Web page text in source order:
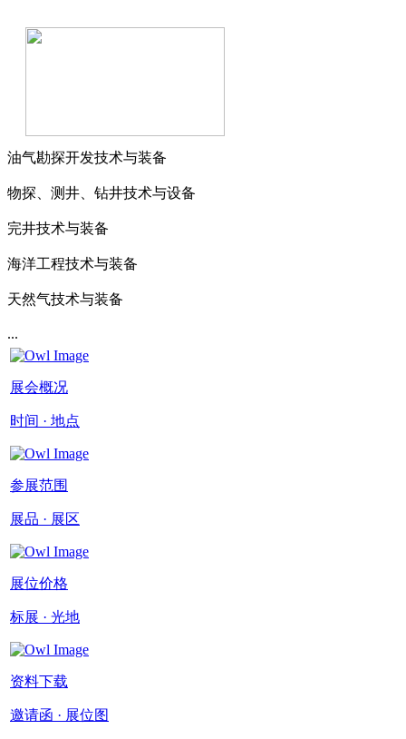
油气勘探开发技术与装备
物探、测井、钻井技术与设备
完井技术与装备
海洋工程技术与装备
天然气技术与装备
...
展会概况
时间 · 地点
参展范围
展品 · 展区
展位价格
标展 · 光地
资料下载
邀请函 · 展位图